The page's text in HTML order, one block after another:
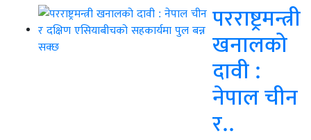
परराष्ट्रमन्त्री
खनालको
दावी :
नेपाल चीन
र..